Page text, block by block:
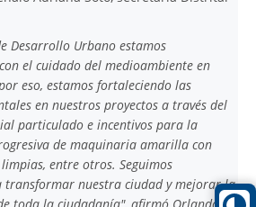
Desarrollo Urbano estamos
el cuidado del medioambiente en
eso, estamos fortaleciendo las
en nuestros proyectos a través del
particulado e incentivos para la
de maquinaria amarilla con
entre otros. Seguimos
nuestra ciudad y mejorar la